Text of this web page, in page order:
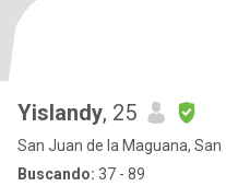
Yislandy, 25
San Juan de la Maguana,
Buscando: 37 - 89